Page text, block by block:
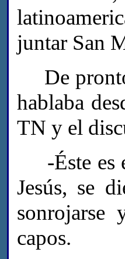
juntar San
De
hablaba
TN y el
-Éste es
Jesús, se
sonrojarse
capos.